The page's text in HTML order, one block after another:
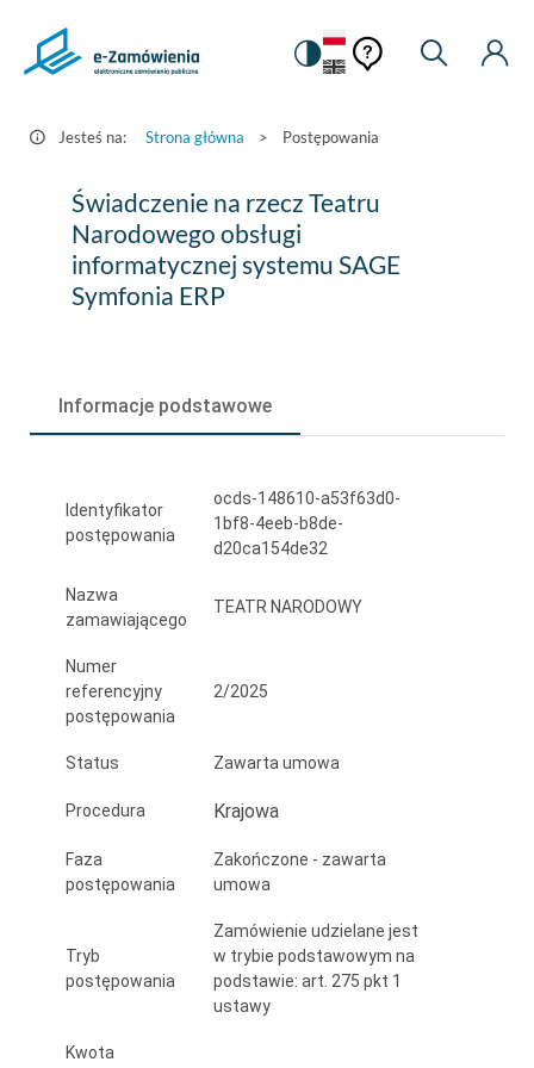
Postępowania
Zamówienia.gov.pl
Zmiana
na
kontrastową
Pomoc
kontekstowa
Pomoc
Moje
Jesteś na: Strona główna > Postępowania
Świadczenie
rzecz
Teatru
obsługi
informatycznej
SAGE
ERP
Świadczenie na rzecz Teatru
Narodowego obsługi
informatycznej systemu SAGE
Symfonia ERP
Informacje podstawowe
Identyfikator
postępowania
ocds-148610-a53f63d0-
1bf8-4eeb-b8de-
d20ca154de32
Nazwa
zamawiającego
TEATR NARODOWY
Numer
referencyjny
postępowania
2/2025
Status Zawarta umowa
Procedura Krajowa
Faza
postępowania
Zakończone - zawarta
umowa
Tryb
postępowania
Zamówienie udzielane jest
w trybie podstawowym na
podstawie: art. 275 pkt 1
ustawy
Kwota